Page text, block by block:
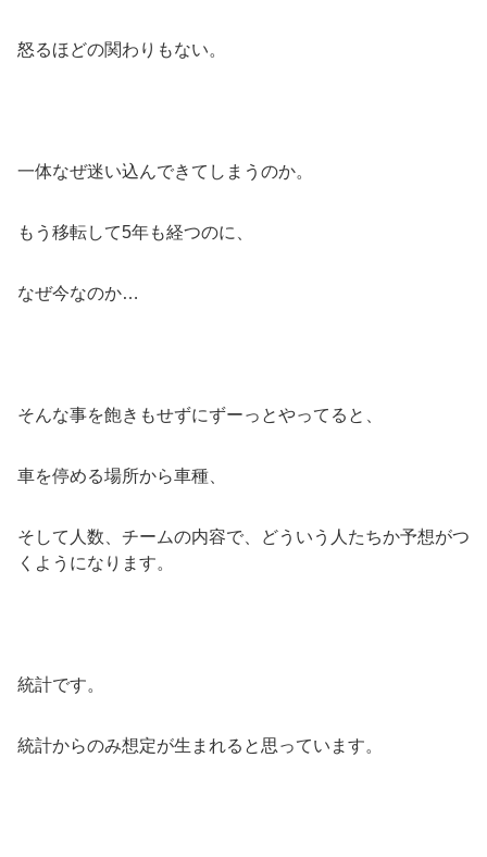
怒るほどの関わりもない。
一体なぜ迷い込んできてしまうのか。
もう移転して5年も経つのに、
なぜ今なのか…
そんな事を飽きもせずにずーっとやってると、
車を停める場所から車種、
そして人数、チームの内容で、どういう人たちか予想がつ
くようになります。
統計です。
統計からのみ想定が生まれると思っています。